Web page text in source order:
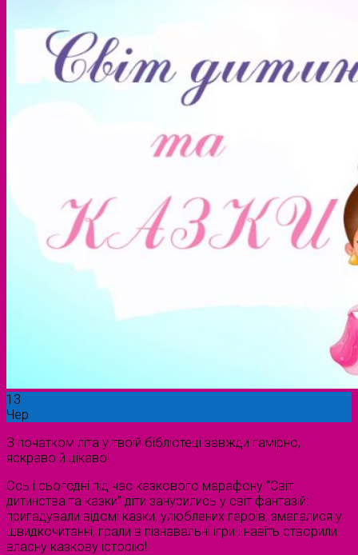
13
Чер
З початком літа у твоїй бібліотеці завжди гамірно,
яскраво й цікаво!
Ось і сьогодні під час казкового марафону “Світ
дитинства та казки” діти занурились у світ фантазій:
пригадували відомі казки, улюблених героїв, змагалися у
швидкочитанні, грали в пізнавальні ігри і навіть створили
власну казкову історію!